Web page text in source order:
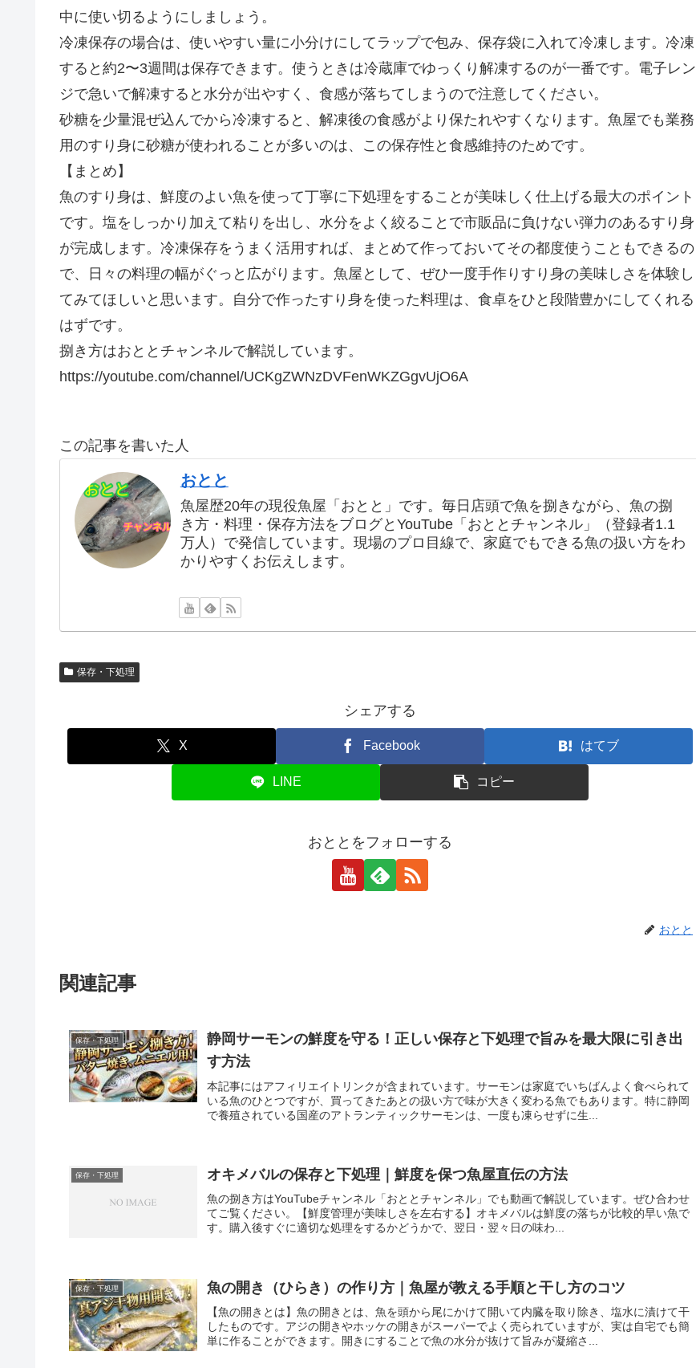
中に使い切るようにしましょう。
冷凍保存の場合は、使いやすい量に小分けにしてラップで包み、保存袋に入れて冷凍します。冷凍
すると約2〜3週間は保存できます。使うときは冷蔵庫でゆっくり解凍するのが一番です。電子レン
ジで急いで解凍すると水分が出やすく、食感が落ちてしまうので注意してください。
砂糖を少量混ぜ込んでから冷凍すると、解凍後の食感がより保たれやすくなります。魚屋でも業務
用のすり身に砂糖が使われることが多いのは、この保存性と食感維持のためです。
【まとめ】
魚のすり身は、鮮度のよい魚を使って丁寧に下処理をすることが美味しく仕上げる最大のポイント
です。塩をしっかり加えて粘りを出し、水分をよく絞ることで市販品に負けない弾力のあるすり身
が完成します。冷凍保存をうまく活用すれば、まとめて作っておいてその都度使うこともできるの
で、日々の料理の幅がぐっと広がります。魚屋として、ぜひ一度手作りすり身の美味しさを体験し
てみてほしいと思います。自分で作ったすり身を使った料理は、食卓をひと段階豊かにしてくれる
はずです。
捌き方はおととチャンネルで解説しています。
https://youtube.com/channel/UCKgZWNzDVFenWKZGgvUjO6A
この記事を書いた人
おとと
魚屋歴20年の現役魚屋「おとと」です。毎日店頭で魚を捌きながら、魚の捌
き方・料理・保存方法をブログとYouTube「おととチャンネル」（登録者1.1
万人）で発信しています。現場のプロ目線で、家庭でもできる魚の扱い方をわ
かりやすくお伝えします。
保存・下処理
シェアする
X Facebook はてブ
LINE コピー
おととをフォローする
おとと
関連記事
保存・下処理
静岡サーモンの鮮度を守る！正しい保存と下処理で旨みを最大限に引き出
す方法
本記事にはアフィリエイトリンクが含まれています。サーモンは家庭でいちばんよく食べられて
いる魚のひとつですが、買ってきたあとの扱い方で味が大きく変わる魚でもあります。特に静岡
で養殖されている国産のアトランティックサーモンは、一度も凍らせずに生...
保存・下処理 オキメバルの保存と下処理｜鮮度を保つ魚屋直伝の方法
魚の捌き方はYouTubeチャンネル「おととチャンネル」でも動画で解説しています。ぜひ合わせ
てご覧ください。【鮮度管理が美味しさを左右する】オキメバルは鮮度の落ちが比較的早い魚で
す。購入後すぐに適切な処理をするかどうかで、翌日・翌々日の味わ...
保存・下処理 魚の開き（ひらき）の作り方｜魚屋が教える手順と干し方のコツ
【魚の開きとは】魚の開きとは、魚を頭から尾にかけて開いて内臓を取り除き、塩水に漬けて干
したものです。アジの開きやホッケの開きがスーパーでよく売られていますが、実は自宅でも簡
単に作ることができます。開きにすることで魚の水分が抜けて旨みが凝縮さ...